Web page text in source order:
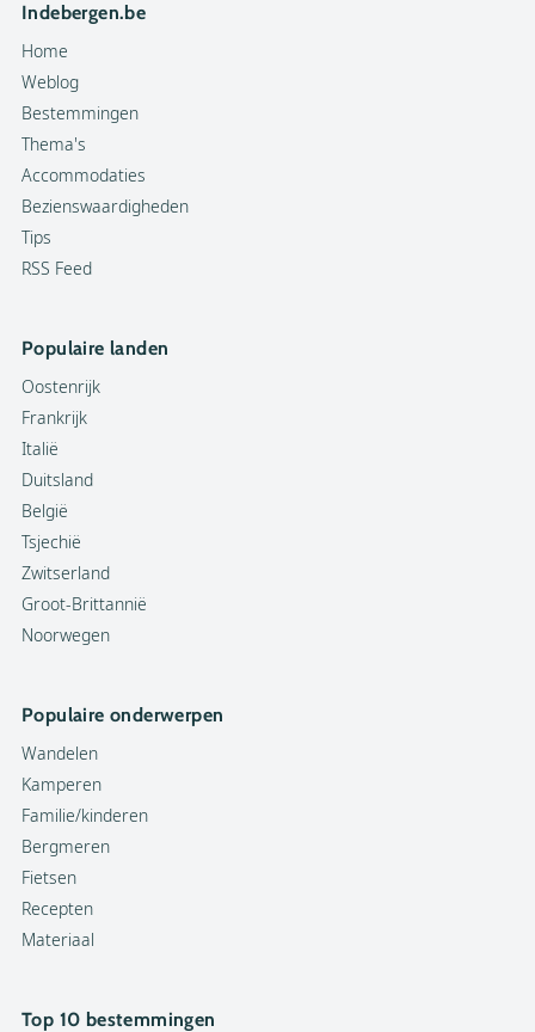
Indebergen.be
Home
Weblog
Bestemmingen
Thema's
Accommodaties
Bezienswaardigheden
Tips
RSS Feed
Populaire landen
Oostenrijk
Frankrijk
Italië
Duitsland
België
Tsjechië
Zwitserland
Groot-Brittannië
Noorwegen
Populaire onderwerpen
Wandelen
Kamperen
Familie/kinderen
Bergmeren
Fietsen
Recepten
Materiaal
Top 10 bestemmingen